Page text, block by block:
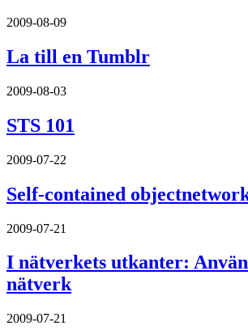
2009-08-09
La till en Tumblr
2009-08-03
STS 101
2009-07-22
Self-contained
2009-07-21
I nätverkets utkanter:
nätverk
2009-07-21